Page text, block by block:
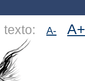
texto: A- A+